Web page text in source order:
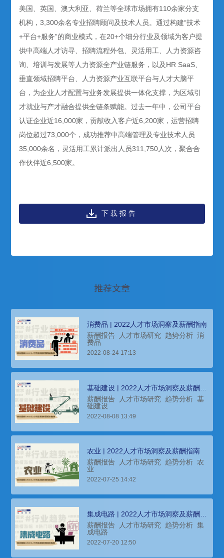
美国、英国、澳大利亚、荷兰等全球市场拥有110余家分支
机构，3,300余名专业招聘顾问及技术人员。通过构建“技术
+平台+服务”的商业模式，在20+个细分行业及领域为客户提
供中高端人才访寻、招聘流程外包、灵活用工、人力资源咨
询、培训与发展等人力资源全产业链服务，以及HR SaaS、
垂直领域招聘平台、人力资源产业互联平台与人才大脑平
台，为企业人才配置与业务发展提供一体化支撑，为区域引
才就业与产才融合提供全链条赋能。过去一年中，公司平台
认证企业近16,000家，贡献收入客户近6,200家，运营招聘
岗位超过73,000个，成功推荐中高端管理及专业技术人员
35,000余名，灵活用工累计派出人员311,750人次，聚合合
作伙伴近6,500家。
下载报告
推荐文章
消费品 | 2022人才市场洞察及薪酬指南
薪酬报告
人才市场研究 趋势分析 消
费品
2022-08-24 17:13
基础建设 | 2022人才市场洞察及薪酬指
南
薪酬报告 人才市场研究 趋势分析 基
础建设
2022-08-08 13:49
农业 | 2022人才市场洞察及薪酬指南
薪酬报告
人才市场研究 趋势分析 农
业
2022-07-25 14:42
集成电路 | 2022人才市场洞察及薪酬指
南
薪酬报告 人才市场研究 趋势分析 集
成电路
2022-07-20 12:50